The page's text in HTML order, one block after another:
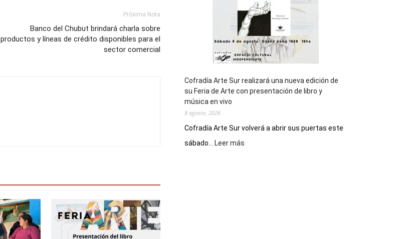
Próxima Nota
Banco del Chubut brindará charla sobre
productos y líneas de crédito disponibles para el
sector comercial
2027
Cofradía Arte Sur realizará una nueva edición de
su Feria de Arte con presentación de libro y
música en vivo
8 agosto, 2026
Cofradía Arte Sur volverá a abrir sus puertas este
sábado...
Leer más